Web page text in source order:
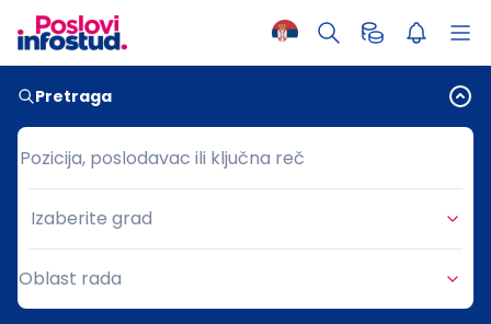
Pretraga
Pozicija, poslodavac ili ključna reč
Pozicija, poslodavac ili ključna reč
Grad
Izaberite grad
Oblast rada